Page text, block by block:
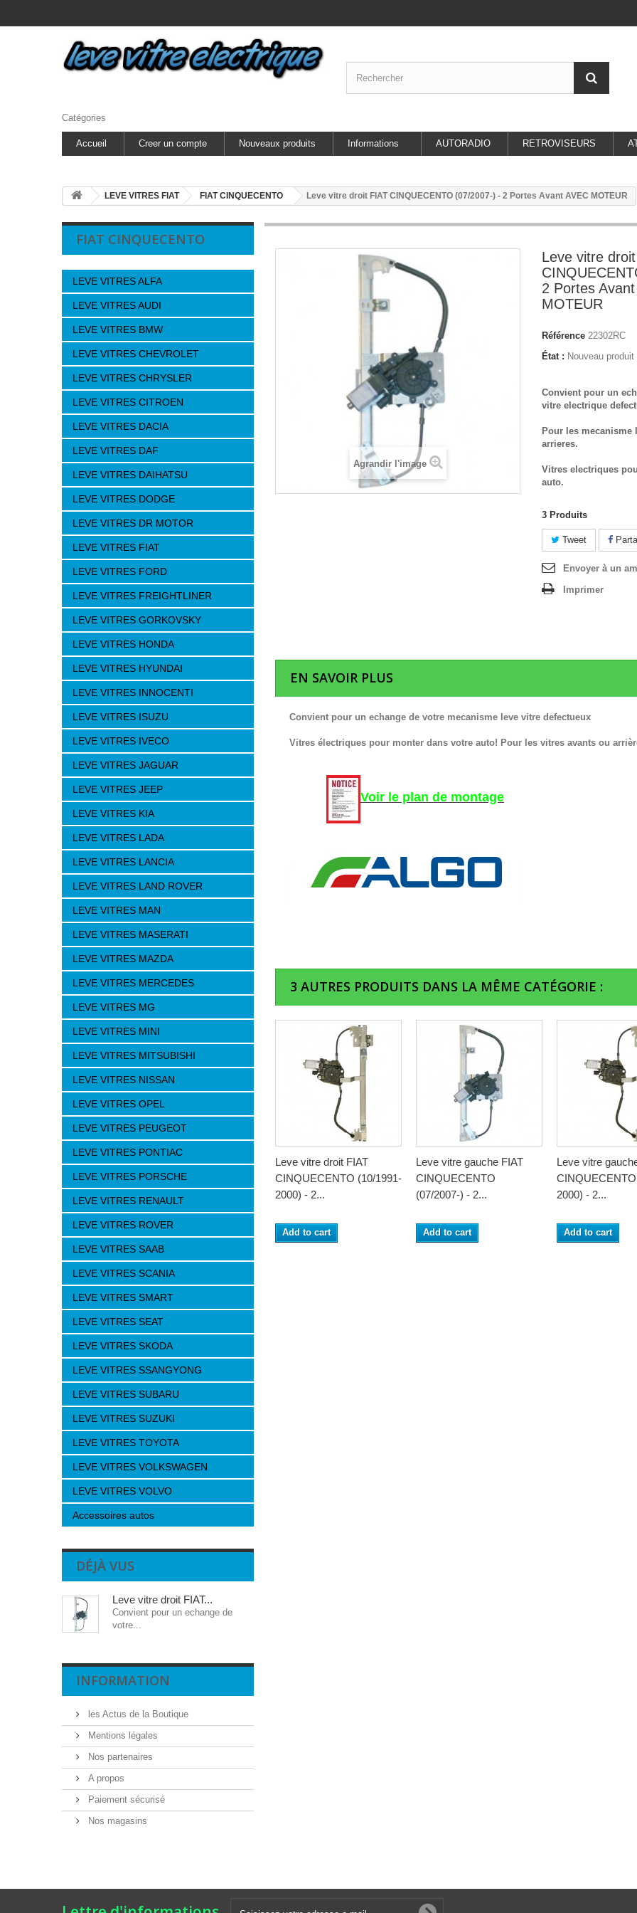
Catégories
Accueil Creer un compte Nouveaux produits Informations AUTORADIO RETROVISEURS
LEVE VITRES FIAT FIAT CINQUECENTO Leve vitre droit FIAT CINQUECENTO (07/2007-) - 2 Portes Avant AVEC MOTEUR
FIAT CINQUECENTO
LEVE VITRES ALFA
LEVE VITRES AUDI
LEVE VITRES BMW
LEVE VITRES CHEVROLET
LEVE VITRES CHRYSLER
LEVE VITRES CITROEN
LEVE VITRES DACIA
LEVE VITRES DAF
LEVE VITRES DAIHATSU
LEVE VITRES DODGE
LEVE VITRES DR MOTOR
LEVE VITRES FIAT
LEVE VITRES FORD
LEVE VITRES FREIGHTLINER
LEVE VITRES GORKOVSKY
LEVE VITRES HONDA
LEVE VITRES HYUNDAI
LEVE VITRES INNOCENTI
LEVE VITRES ISUZU
LEVE VITRES IVECO
LEVE VITRES JAGUAR
LEVE VITRES JEEP
LEVE VITRES KIA
LEVE VITRES LADA
LEVE VITRES LANCIA
LEVE VITRES LAND ROVER
LEVE VITRES MAN
LEVE VITRES MASERATI
LEVE VITRES MAZDA
LEVE VITRES MERCEDES
LEVE VITRES MG
LEVE VITRES MINI
LEVE VITRES MITSUBISHI
LEVE VITRES NISSAN
LEVE VITRES OPEL
LEVE VITRES PEUGEOT
LEVE VITRES PONTIAC
LEVE VITRES PORSCHE
LEVE VITRES RENAULT
LEVE VITRES ROVER
LEVE VITRES SAAB
LEVE VITRES SCANIA
LEVE VITRES SMART
LEVE VITRES SEAT
LEVE VITRES SKODA
LEVE VITRES SSANGYONG
LEVE VITRES SUBARU
LEVE VITRES SUZUKI
LEVE VITRES TOYOTA
LEVE VITRES VOLKSWAGEN
LEVE VITRES VOLVO
Accessoires autos
DÉJÀ VUS
Leve vitre droit FIAT...
Convient pour un echange de
votre...
INFORMATION
les Actus de la Boutique
Mentions légales
Nos partenaires
A propos
Paiement sécurisé
Nos magasins
Agrandir l'image
Leve vitre
2 Portes
MOTEUR
Référence 22302RC
État : Nouveau produit
Convient pour un
vitre electrique
Pour les mecanisme
arrieres.
Vitres electriques
auto.
3 Produits
Tweet
Envoyer à un
Imprimer
EN SAVOIR PLUS
Convient pour un echange de votre mecanisme leve vitre defectueux
Vitres électriques pour monter dans votre auto! Pour les vitres avants ou
Voir le plan de montage
3 AUTRES PRODUITS DANS LA MÊME CATÉGORIE :
Leve vitre droit FIAT
CINQUECENTO (10/1991-
2000) - 2...
Add to cart
Leve vitre gauche FIAT
CINQUECENTO
(07/2007-) - 2...
Add to cart
Leve vitre
2000) - 2...
Add to cart